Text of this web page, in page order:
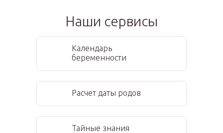
Наши сервисы
Календарь
беременности
Расчет даты родов
Тайные знания